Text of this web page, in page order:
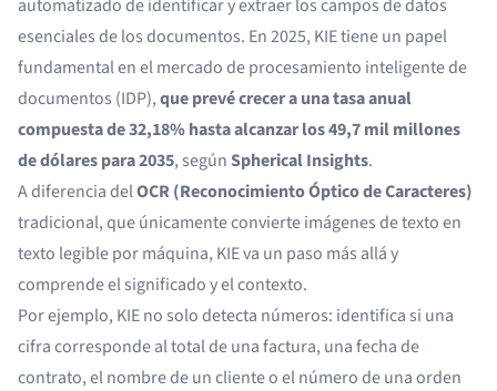
automatizado de identificar y extraer los campos de datos
esenciales de los documentos. En 2025, KIE tiene un papel
fundamental en el mercado de procesamiento inteligente de
documentos (IDP),que prevé crecer a una tasa anual
compuesta de 32,18% hasta alcanzar los 49,7 mil millones
de dólares para 2035, segúnSpherical Insights.
A diferencia delOCR (Reconocimiento Óptico de Caracteres)
tradicional, que únicamente convierte imágenes de texto en
texto legible por máquina, KIE va un paso más allá y
comprende el significado y el contexto.
Por ejemplo, KIE no solo detecta números: identifica si una
cifra corresponde al total de una factura, una fecha de
contrato, el nombre de un cliente o el número de una orden